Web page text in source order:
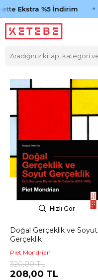
Ekstra %5 İndirim
Hızlı Gör
Doğal Gerçeklik ve Soyut
Gerçeklik
Piet Mondrian
320,00 TL
208,00 TL